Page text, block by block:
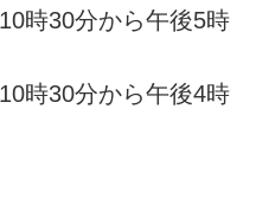
時30分から午後5時
時30分から午後4時